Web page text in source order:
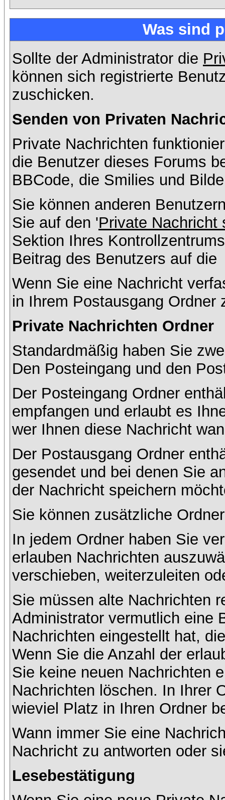
Was sind
Sollte der Administrator die
können sich registrierte
zuschicken.
Senden von Privaten
Private Nachrichten
die Benutzer dieses Forums
BBCode, die Smilies und
Sie können anderen
Sie auf den 'Private Nachricht
Sektion Ihres
Beitrag des Benutzers auf die
Wenn Sie eine Nachricht
in Ihrem Postausgang Ordner
Private Nachrichten Ordner
Standardmäßig haben Sie
Den Posteingang und den
Der Posteingang Ordner
empfangen und erlaubt es
wer Ihnen diese Nachricht
Der Postausgang Ordner
gesendet und bei denen Sie
der Nachricht speichern
Sie können zusätzliche
In jedem Ordner haben Sie
erlauben Nachrichten
verschieben, weiterzuleiten
Sie müssen alte Nachrichten
Administrator vermutlich eine
Nachrichten eingestellt hat,
Wenn Sie die Anzahl der
Sie keine neuen Nachrichten
Nachrichten löschen. In Ihrer
wieviel Platz in Ihren Ordner
Wann immer Sie eine
Nachricht zu antworten oder
Lesebestätigung